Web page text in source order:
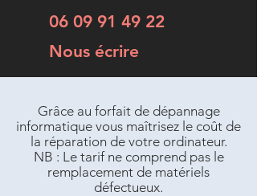
06 09 91 49 22
Nous écrire
Grâce au forfait de dépannage
informatique vous maîtrisez le coût de
la réparation de votre ordinateur.
NB : Le tarifne comprend pas le
remplacement de matériels
défectueux.